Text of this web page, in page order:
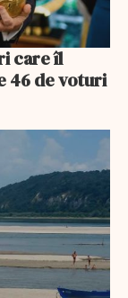
care îl
46 de voturi